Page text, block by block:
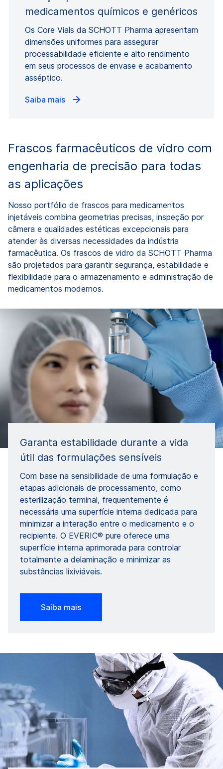
medicamentos químicos e genéricos
Os Core Vials da SCHOTT Pharma apresentam
dimensões uniformes para assegurar
processabilidade eficiente e alto rendimento
em seus processos de envase e acabamento
asséptico.
Saiba mais
Frascos farmacêuticos de vidro com
engenharia de precisão para todas
as aplicações
Nosso portfólio de frascos para medicamentos
injetáveis ​​combina geometrias precisas, inspeção por
câmera e qualidades estéticas excepcionais para
atender às diversas necessidades da indústria
farmacêutica. Os frascos de vidro da SCHOTT Pharma
são projetados para garantir segurança, estabilidade e
flexibilidade para o armazenamento e administração de
medicamentos modernos.
Garanta estabilidade durante a vida
útil das formulações sensíveis
Com base na sensibilidade de uma formulação e
etapas adicionais de processamento, como
esterilização terminal, frequentemente é
necessária uma superfície interna dedicada para
minimizar a interação entre o medicamento e o
recipiente. O EVERIC® pure oferece uma
superfície interna aprimorada para controlar
totalmente a delaminação e minimizar as
substâncias lixiviáveis.
Saiba mais